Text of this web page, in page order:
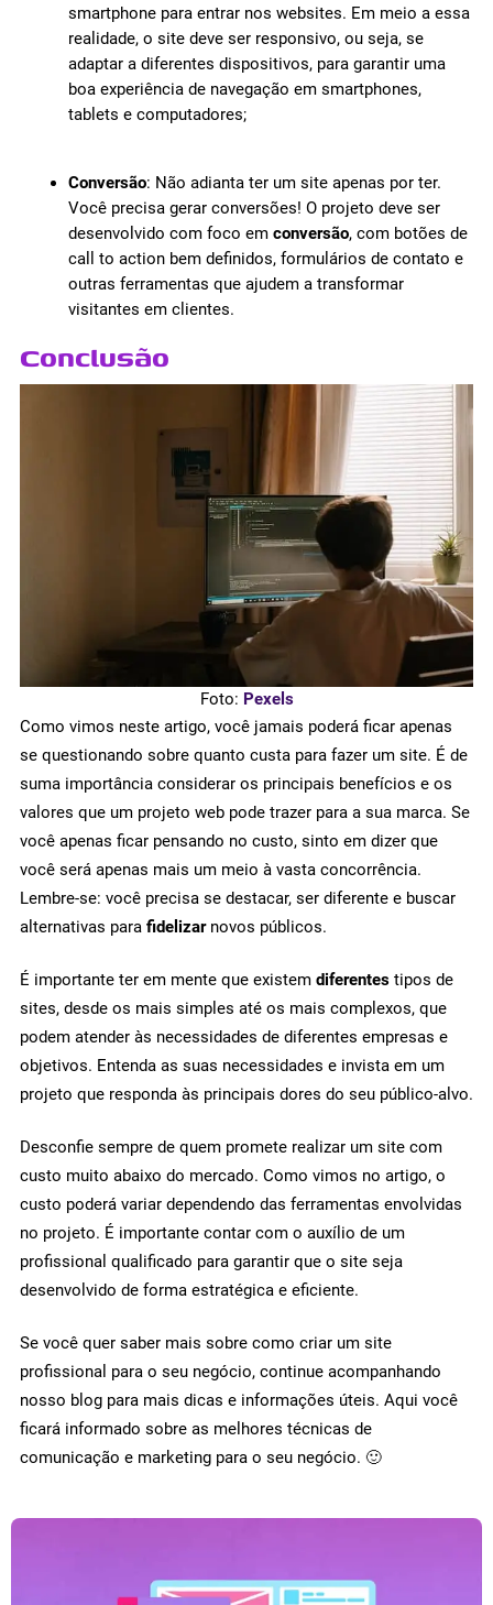
smartphone para entrar nos websites. Em meio a essa
realidade, o site deve ser responsivo, ou seja, se
adaptar a diferentes dispositivos, para garantir uma
boa experiência de navegação em smartphones,
tablets e computadores;
Conversão: Não adianta ter um site apenas por ter.
Você precisa gerar conversões! O projeto deve ser
desenvolvido com foco em conversão, com botões de
call to action bem definidos, formulários de contato e
outras ferramentas que ajudem a transformar
visitantes em clientes.
Conclusão
Foto: Pexels
Como vimos neste artigo, você jamais poderá ficar apenas
se questionando sobre quanto custa para fazer um site. É de
suma importância considerar os principais benefícios e os
valores que um projeto web pode trazer para a sua marca. Se
você apenas ficar pensando no custo, sinto em dizer que
você será apenas mais um meio à vasta concorrência.
Lembre-se: você precisa se destacar, ser diferente e buscar
alternativas para fidelizar novos públicos.
É importante ter em mente que existem diferentes tipos de
sites, desde os mais simples até os mais complexos, que
podem atender às necessidades de diferentes empresas e
objetivos. Entenda as suas necessidades e invista em um
projeto que responda às principais dores do seu público-alvo.
Desconfie sempre de quem promete realizar um site com
custo muito abaixo do mercado. Como vimos no artigo, o
custo poderá variar dependendo das ferramentas envolvidas
no projeto. É importante contar com o auxílio de um
profissional qualificado para garantir que o site seja
desenvolvido de forma estratégica e eficiente.
Se você quer saber mais sobre como criar um site
profissional para o seu negócio, continue acompanhando
nosso blog para mais dicas e informações úteis. Aqui você
ficará informado sobre as melhores técnicas de
comunicação e marketing para o seu negócio. 🙂